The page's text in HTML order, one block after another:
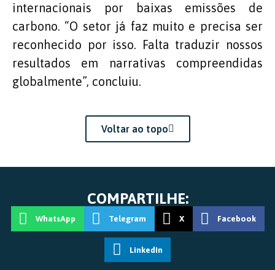
internacionais por baixas emissões de
carbono. “O setor já faz muito e precisa ser
reconhecido por isso. Falta traduzir nossos
resultados em narrativas compreendidas
globalmente”, concluiu.
Voltar ao topo
COMPARTILHE:
WhatsApp Telegram X Facebook
LinkedIn